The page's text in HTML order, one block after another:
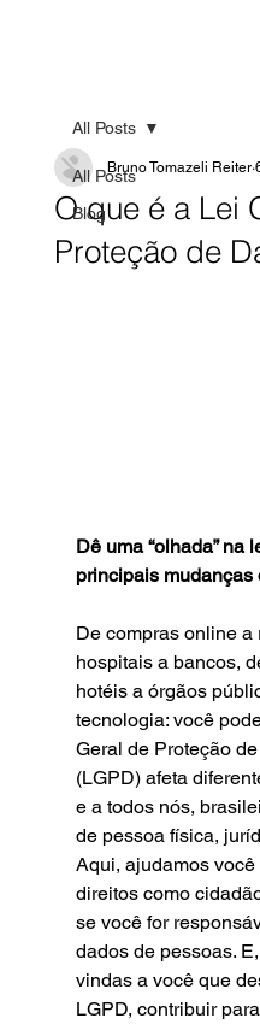
All Posts
Blog
All Posts
O que é a Lei
Proteção de
Bruno Tomazeli Reiter
Dê uma “olhada” na
principais mudanças
De compras online a
hospitais a bancos,
hotéis a órgãos
tecnologia: você
Geral de Proteção
(LGPD) afeta
e a todos nós,
de pessoa física,
Aqui, ajudamos
direitos como
se você for
dados de pessoas.
vindas a você que
LGPD, contribuir